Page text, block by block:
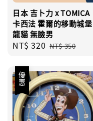
日本 吉卜力 x TOMICA
卡西法 霍爾的移動城堡
龍貓 無臉男
Sale
NT$ 320 Regular
NT$ 350
優惠